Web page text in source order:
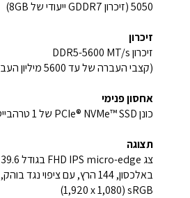
5050 (זיכרון GDDR7 ייעודי של 8GB)
זיכרון
זיכרון DDR5-5600 MT/s
(קצבי העברה של עד ‎5600 מיליון העברות לשנייה.)
אחסון פנימי
כונן PCIe® NVMe™ SSD של ‎1 טרהבייט
תצוגה
sRGB‏‏ (‎1,920 x 1,080)